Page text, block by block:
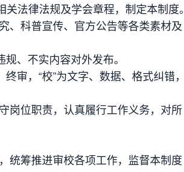
法律法规及学会章程，制定本制度。
、科普宣传、官方公告等各类素材及
、不实内容对外发布。
审，“校”为文字、数据、格式纠错，
岗位职责，认真履行工作义务，对所
统筹推进审校各项工作，监督本制度